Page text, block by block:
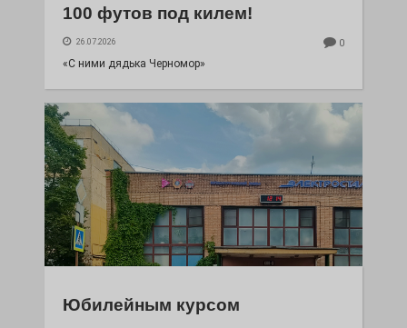
100 футов под килем!
26.07.2026 0
«С ними дядька Черномор»
Юбилейным курсом